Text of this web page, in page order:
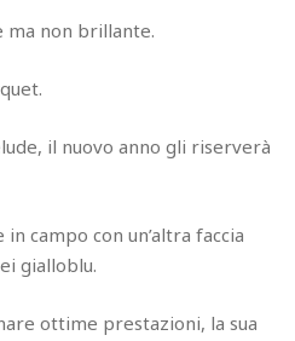
ma non brillante.
il nuovo anno gli riserverà
campo con un’altra faccia
gialloblu.
ottime prestazioni, la sua